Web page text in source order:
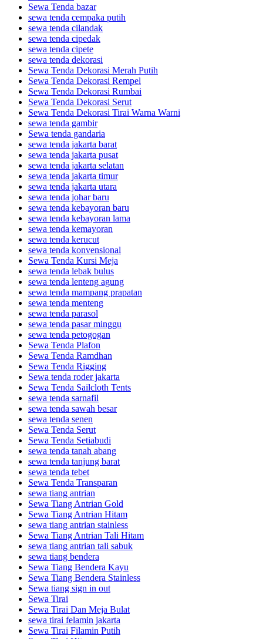
Sewa Tenda bazar
sewa tenda cempaka putih
sewa tenda cilandak
sewa tenda cipedak
sewa tenda cipete
sewa tenda dekorasi
Sewa Tenda Dekorasi Merah Putih
Sewa Tenda Dekorasi Rempel
Sewa Tenda Dekorasi Rumbai
Sewa Tenda Dekorasi Serut
Sewa Tenda Dekorasi Tirai Warna Warni
sewa tenda gambir
Sewa tenda gandaria
sewa tenda jakarta barat
sewa tenda jakarta pusat
sewa tenda jakarta selatan
sewa tenda jakarta timur
sewa tenda jakarta utara
sewa tenda johar baru
sewa tenda kebayoran baru
sewa tenda kebayoran lama
sewa tenda kemayoran
sewa tenda kerucut
sewa tenda konvensional
Sewa Tenda Kursi Meja
sewa tenda lebak bulus
sewa tenda lenteng agung
sewa tenda mampang prapatan
sewa tenda menteng
sewa tenda parasol
sewa tenda pasar minggu
sewa tenda petogogan
Sewa Tenda Plafon
Sewa Tenda Ramdhan
Sewa Tenda Rigging
Sewa tenda roder jakarta
Sewa Tenda Sailcloth Tents
sewa tenda sarnafil
sewa tenda sawah besar
sewa tenda senen
Sewa Tenda Serut
Sewa Tenda Setiabudi
sewa tenda tanah abang
sewa tenda tanjung barat
sewa tenda tebet
Sewa Tenda Transparan
sewa tiang antrian
Sewa Tiang Antrian Gold
Sewa Tiang Antrian Hitam
sewa tiang antrian stainless
Sewa Tiang Antrian Tali Hitam
sewa tiang antrian tali sabuk
sewa tiang bendera
Sewa Tiang Bendera Kayu
Sewa Tiang Bendera Stainless
Sewa tiang sign in out
Sewa Tirai
Sewa Tirai Dan Meja Bulat
sewa tirai felamin jakarta
Sewa Tirai Filamin Putih